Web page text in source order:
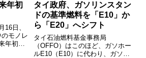
年初
16日、
モノレ
年初旬
タイ政府、ガソリンスタン
ドの基準燃料を「E10」か
ら「E20」へシフト
タイ石油燃料基金事務局
（OFFO）はこのほど、ガソホー
ルE10（E10）に代わり、ガソホ